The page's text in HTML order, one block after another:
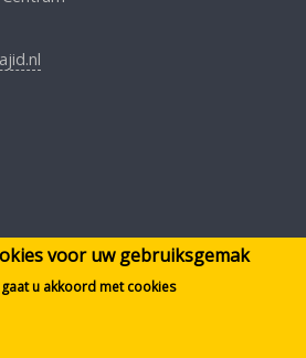
voor uw gebruiksgemak
u akkoord met cookies